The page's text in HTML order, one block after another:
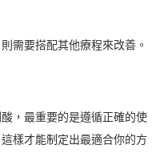
需要搭配其他療程來改善。
，最重要的是遵循正確的使
樣才能制定出最適合你的方